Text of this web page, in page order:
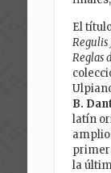
El
Regulis
Reglas
B.
latín
la